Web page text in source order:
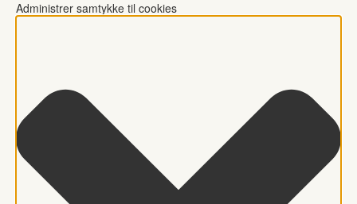
Administrer samtykke til cookies